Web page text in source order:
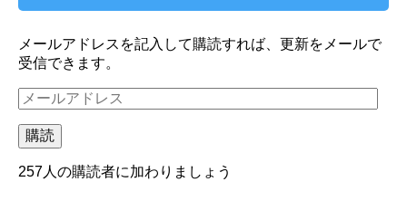
メールアドレスを記入して購読すれば、更新をメールで
受信できます。
メ
ー
ル
ア
ド
購読
257人の購読者に加わりましょう